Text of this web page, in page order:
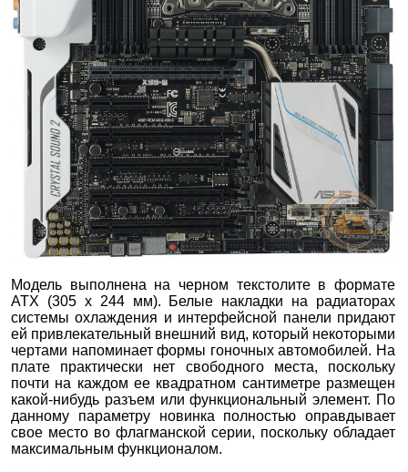
Модель выполнена на черном текстолите в формате
ATX (305 х 244 мм). Белые накладки на радиаторах
системы охлаждения и интерфейсной панели придают
ей привлекательный внешний вид, который некоторыми
чертами напоминает формы гоночных автомобилей. На
плате практически нет свободного места, поскольку
почти на каждом ее квадратном сантиметре размещен
какой-нибудь разъем или функциональный элемент. По
данному параметру новинка полностью оправдывает
свое место во флагманской серии, поскольку обладает
максимальным функционалом.